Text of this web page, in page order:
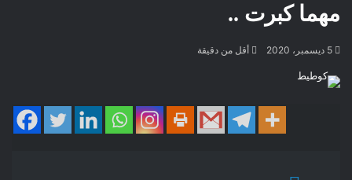
مهما كبرت ..
5 ديسمبر، 2020 أقل من دقيقة